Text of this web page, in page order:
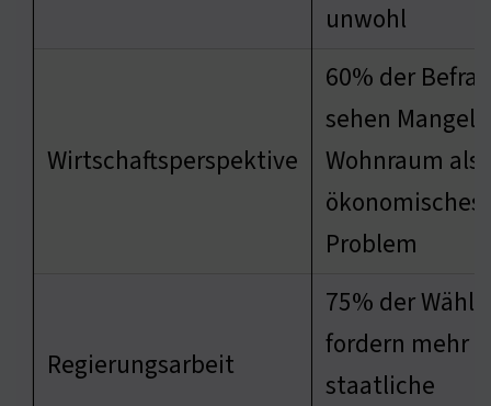
unwohl
Wirtschaftsperspektive
60% der
sehen Mangel
Wohnraum als
ökonomisches
Problem
Regierungsarbeit
75% der
fordern mehr
staatliche